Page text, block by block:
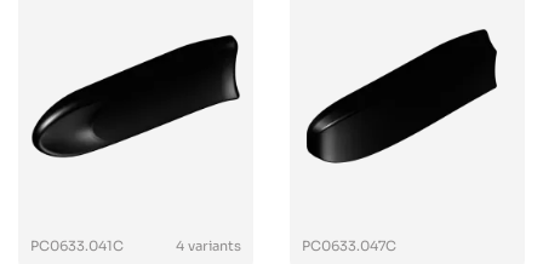
4 variants
PC0633.041C PC0633.047C